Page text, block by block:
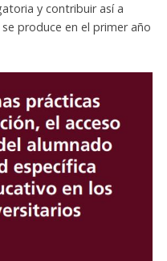
y contribuir así a
produce en el primer año